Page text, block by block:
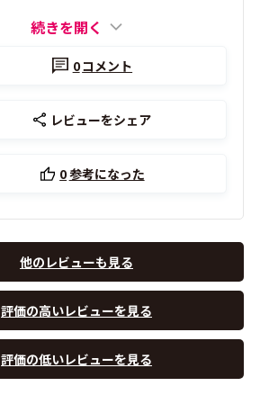
続きを開く
0コメント
レビューをシェア
0参考になった
他のレビューも見る
評価の高いレビューを見る
評価の低いレビューを見る